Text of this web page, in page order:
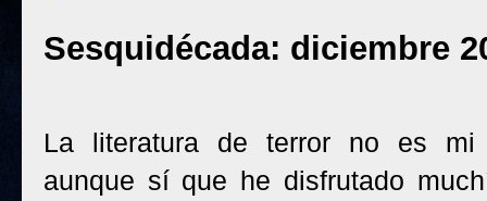
Sesquidécada: diciembre
La literatura de terror no es mi
aunque sí que he disfrutado